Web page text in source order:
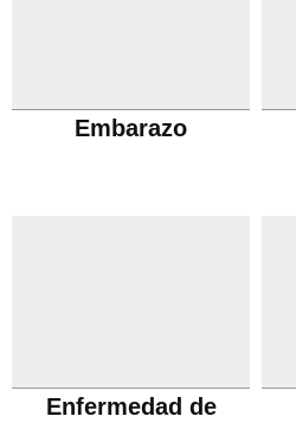
Embarazo
Enfermedad de